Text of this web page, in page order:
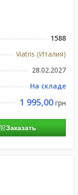
1588
Viatris (Италия)
28.02.2027
На складе
1 995,00 грн
Заказать